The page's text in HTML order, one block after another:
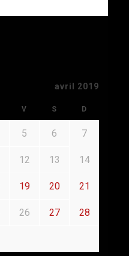
avril 2019
V S D
5 6 7
12 13 14
19 20 21
26 27 28